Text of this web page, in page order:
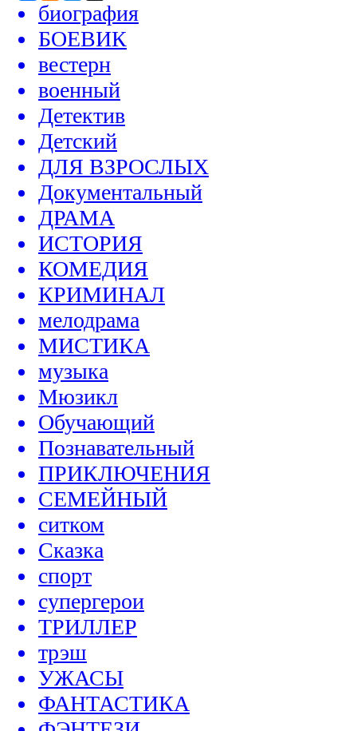
биография
БОЕВИК
вестерн
военный
Детектив
Детский
ДЛЯ ВЗРОСЛЫХ
Документальный
ДРАМА
ИСТОРИЯ
КОМЕДИЯ
КРИМИНАЛ
мелодрама
МИСТИКА
музыка
Мюзикл
Обучающий
Познавательный
ПРИКЛЮЧЕНИЯ
СЕМЕЙНЫЙ
ситком
Сказка
спорт
супергерои
ТРИЛЛЕР
трэш
УЖАСЫ
ФАНТАСТИКА